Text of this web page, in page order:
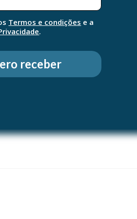
sem deixar resíduos brancos.
as defesas da pele e a resistência aos raios
em testes in vitro.
de usar.Aplique antes da exposição
para manter a
secar-se com toalha.
Termos e condições e a
.
receber